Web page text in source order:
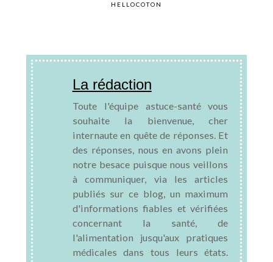
HELLOCOTON
La rédaction
Toute l'équipe astuce-santé vous
souhaite la bienvenue, cher
internaute en quête de réponses. Et
des réponses, nous en avons plein
notre besace puisque nous veillons
à communiquer, via les articles
publiés sur ce blog, un maximum
d'informations fiables et vérifiées
concernant la santé, de
l'alimentation jusqu'aux pratiques
médicales dans tous leurs états.